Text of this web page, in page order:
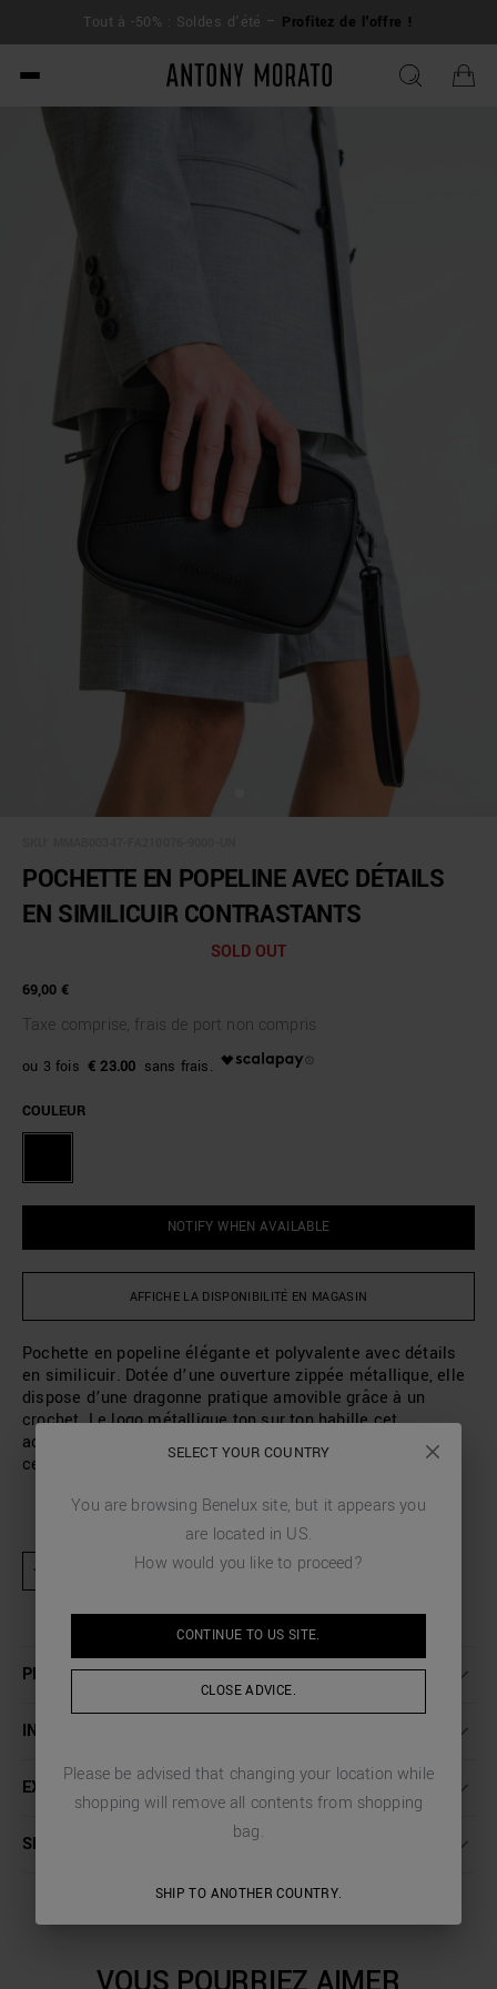
Tout à -50% : Soldes d'été – Profitez de l'offre !
Antony Morato - Official
POCHETTE EN POPELINE AVEC DÉTAILS
EN SIMILICUIR CONTRASTANTS
SOLD OUT
69,00 €
Taxe comprise, frais de port non compris
€ 23.00
COULEUR
NOTIFY WHEN AVAILABLE
AFFICHE LA DISPONIBILITÉ EN MAGASIN
Pochette en popeline élégante et polyvalente avec détails
en similicuir. Dotée d’une ouverture zippée métallique, elle
dispose d’une dragonne pratique amovible grâce à un
crochet. Le logo métallique ton sur ton habille cet
accessoire qui vous permettra d’emporter avec vous tout
ce dont vous avez besoin.
★ Produit exclu des activités promotionnelles et codes de réduction
PLUS DE DÉTAILS
INSTRUCTIONS DE LAVAGE
EXPÉDITION ET RETOURS
SERVICE CLIENT
SELECT YOUR COUNTRY
You are browsing Beneluxsite, but it appears you
are located in US.
How would you like to proceed?
CONTINUE TO US SITE.
CLOSE ADVICE.
Please be advised that changing your location while
shopping will remove all contents from shopping
bag.
SHIP TO ANOTHER COUNTRY.